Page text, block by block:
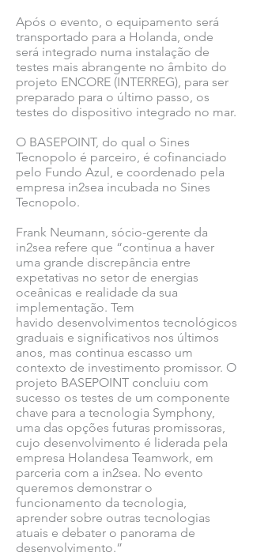
Após o evento, o equipamento será
transportado para a Holanda, onde
será integrado numa instalação de
testes mais abrangente no âmbito do
projeto ENCORE (INTERREG), para ser
preparado para o último passo, os
testes do dispositivo integrado no mar.
O BASEPOINT, do qual o Sines
Tecnopolo é parceiro, é cofinanciado
pelo Fundo Azul, e coordenado pela
empresa in2sea incubada no Sines
Tecnopolo.
Frank Neumann, sócio-gerente da
in2sea refere que “continua a haver
uma grande discrepância entre
expetativas no setor de energias
oceânicas e realidade da sua
implementação. Tem
havido desenvolvimentos tecnológicos
graduais e significativos nos últimos
anos, mas continua escasso um
contexto de investimento promissor. O
projeto BASEPOINT concluiu com
sucesso os testes de um componente
chave para a tecnologia Symphony,
uma das opções futuras promissoras,
cujo desenvolvimento é liderada pela
empresa Holandesa Teamwork, em
parceria com a in2sea. No evento
queremos demonstrar o
funcionamento da tecnologia,
aprender sobre outras tecnologias
atuais e debater o panorama de
desenvolvimento.”